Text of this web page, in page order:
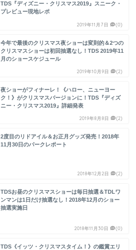
TDS『ディズニー・クリスマス2019』スニーク・
プレビュー現地レポ
2019年11月7日 (0)
今年で最後のクリスマス夜ショーは変則的＆2つの
クリスマスショーは初回抽選なし！TDS 2019年11
月のショースケジュール
2019年10月9日 (2)
夜ショーがフィナーレ！《ハロー、ニューヨー
ク！》がクリスマスバージョンに！TDS『ディズ
ニー・クリスマス2019』詳細発表
2019年8月8日 (2)
2度目のリドアイル＆お正月グッズ発売！2018年
11月30日のパークレポート
2018年12月2日 (2)
TDSお昼のクリスマスショーは毎日抽選＆TDLワ
ンマンは1日だけ抽選なし！2018年12月のショー
抽選実施日
2018年11月30日 (0)
TDS《イッツ・クリスマスタイム！》の鑑賞エリ